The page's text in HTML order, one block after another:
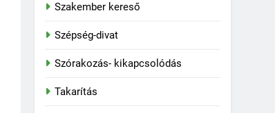
Szakember kereső
Szépség-divat
Szórakozás- kikapcsolódás
Takarítás